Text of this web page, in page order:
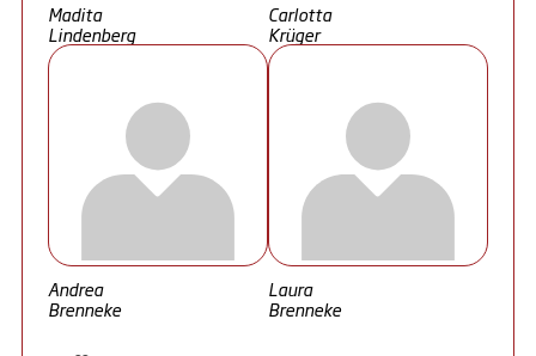
Madita
Lindenberg
Carlotta
Krüger
Andrea
Brenneke
Laura
Brenneke